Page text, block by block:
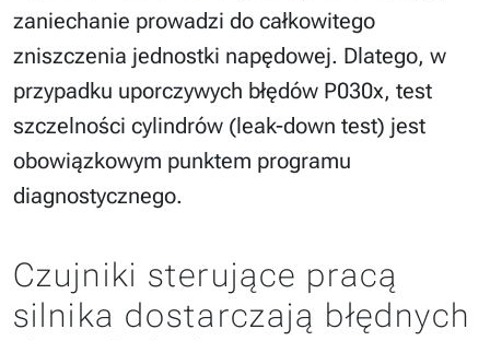
zaniechanie prowadzi do całkowitego
zniszczenia jednostki napędowej. Dlatego, w
przypadku uporczywych błędów P030x, test
szczelności cylindrów (leak-down test) jest
obowiązkowym punktem programu
diagnostycznego.
Czujniki sterujące pracą
silnika dostarczają błędnych